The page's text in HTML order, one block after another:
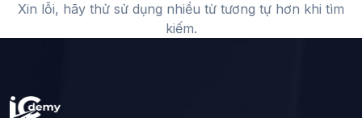
Xin lỗi, hãy thử sử dụng nhiều từ tương tự hơn khi tìm
kiếm.